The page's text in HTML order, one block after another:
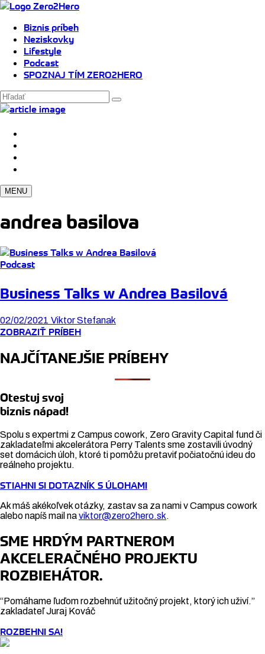
Biznis príbeh
Neziskovky
Lifestyle
Podcast
SPOZNAJ TÍM ZERO2HERO
MENU
andrea basilova
Podcast
Business Talks w Andrea Basilová
02/02/2021 Viktor Stefanak
ZOBRAZIŤ PRÍBEH
NAJČÍTANEJŠIE PRÍBEHY
Otestuj svoj
biznis nápad!
Spolu s expertmi z Campus cowork, Zero Gravity Capital fund či
zakladateľmi akcelerátora Perry Talents sme zostavili úvodný
set domácich úloh, ktoré ti pomôžu pretaviť počiatočnú ideu do
reálneho projektu.
STIAHNI SI DOTAZNÍK S ÚLOHAMI
Ak máš akékoľvek otázky, zastav sa za nami v Campus cowork
alebo napíš mail naviktor@zero2hero.sk.
SME HRDÝM PARTNEROM
AKCELERAČNÉHO PROJEKTU
ROZBIEHÁTOR.
“Pomáhame ľuďom rozbehnúť užitočný projekt, ktorý ich uživí.”
zakladateľ Juraj Kováč
ROZBEHNI SA!